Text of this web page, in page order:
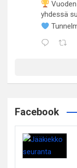
yhdessä
Facebook